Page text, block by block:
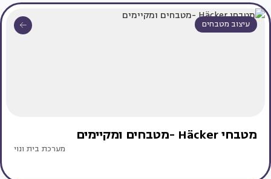
עיצוב מטבחים
מטבחי Häcker -מטבחים ומקיימים
מערכת בית ונוי